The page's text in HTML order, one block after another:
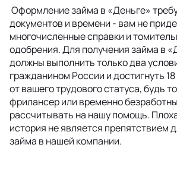
Оформление займа в «Деньге»
документов и времени - вам не
многочисленные справки и
одобрения. Для получения займа в
должны выполнить только два
гражданином России и достигнуть
от вашего трудового статуса, будь
фрилансер или временно
рассчитывать на нашу помощь.
история не является препятствием
займа в нашей компании.